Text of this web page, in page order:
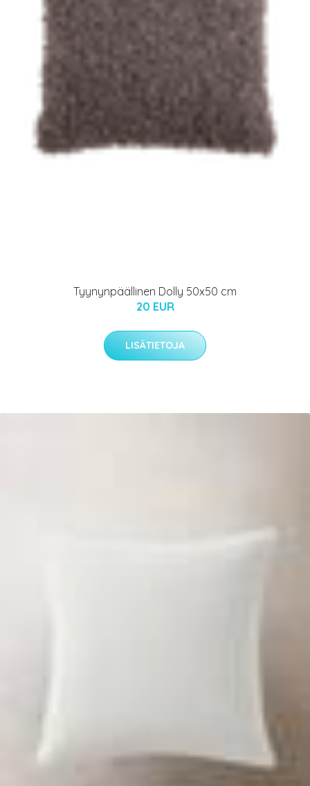
Tyynynpäällinen Dolly 50x50 cm
20 EUR
LISÄTIETOJA